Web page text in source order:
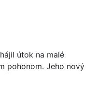
útok na malé
pohonom. Jeho nový